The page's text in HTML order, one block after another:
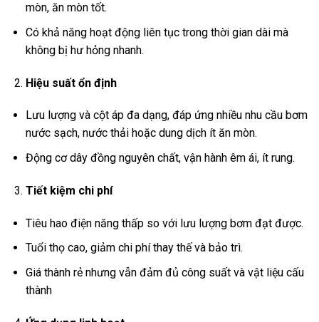
mòn, ăn mòn tốt.
Có khả năng hoạt động liên tục trong thời gian dài mà
không bị hư hỏng nhanh.
Hiệu suất ổn định
Lưu lượng và cột áp đa dạng, đáp ứng nhiều nhu cầu bơm
nước sạch, nước thải hoặc dung dịch ít ăn mòn.
Động cơ dây đồng nguyên chất, vận hành êm ái, ít rung.
Tiết kiệm chi phí
Tiêu hao điện năng thấp so với lưu lượng bơm đạt được.
Tuổi thọ cao, giảm chi phí thay thế và bảo trì.
Giá thành rẻ nhưng vẫn đảm đủ công suất và vật liệu cấu
thành